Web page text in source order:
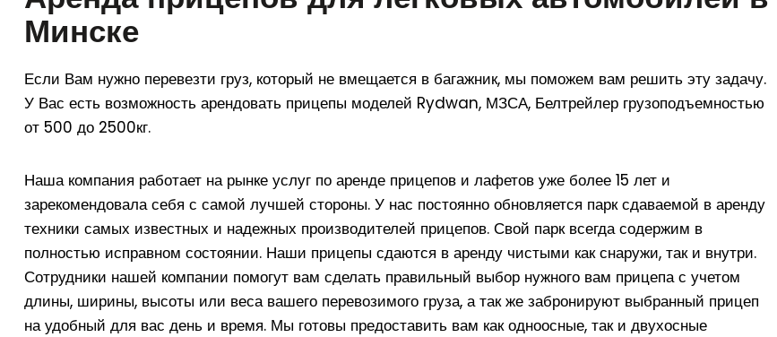
Минске
Если Вам нужно перевезти груз, который не вмещается в багажник, мы поможем вам решить эту задачу.
У Вас есть возможность арендовать прицепы моделей Rydwan, МЗСА, Белтрейлер грузоподъемностью
от 500 до 2500кг.
Наша компания работает на рынке услуг по аренде прицепов и лафетов уже более 15 лет и
зарекомендовала себя с самой лучшей стороны. У нас постоянно обновляется парк сдаваемой в аренду
техники самых известных и надежных производителей прицепов. Свой парк всегда содержим в
полностью исправном состоянии. Наши прицепы сдаются в аренду чистыми как снаружи, так и внутри.
Сотрудники нашей компании помогут вам сделать правильный выбор нужного вам прицепа с учетом
длины, ширины, высоты или веса вашего перевозимого груза, а так же забронируют выбранный прицеп
на удобный для вас день и время. Мы готовы предоставить вам как одноосные, так и двухосные